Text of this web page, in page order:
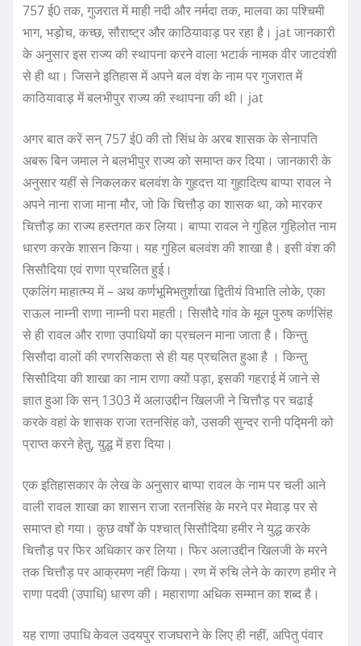
757 ई0 तक, गुजरात में माही नदी और नर्मदा तक, मालवा का पश्चिमी
भाग, भड़ोच, कच्छ, सौराष्ट्र और काठियावाड़ पर रहा है। jat जानकारी
के अनुसार इस राज्य की स्थापना करने वाला भटार्क नामक वीर जाटवंशी
से ही था। जिसने इतिहास में अपने बल वंश के नाम पर गुजरात में
काठियावाड़ में बलभीपुर राज्य की स्थापना की थी। jat
अगर बात करें सन् 757 ई0 की तो सिंध के अरब शासक के सेनापति
अबरू बिन जमाल ने बलभीपुर राज्य को समाप्त कर दिया। जानकारी के
अनुसार यहीं से निकलकर बलवंश के गुहदत्त या गुहादित्य बाप्पा रावल ने
अपने नाना राजा माना मौर, जो कि चित्तौड़ का शासक था, को मारकर
चित्तौड़ का राज्य हस्तगत कर लिया। बाप्पा रावल ने गुहिल गुहिलोत नाम
धारण करके शासन किया। यह गुहिल बलवंश की शाखा है। इसी वंश की
सिसौदिया एवं राणा प्रचलित हुई।
एकलिंग माहात्म्य में – अथ कर्णभूमिभतुर्शाखा द्वितीयं विभाति लोके, एका
राऊल नाम्नी राणा नाम्नी परा महती। सिसौदे गांव के मूल पुरुष कर्णसिंह
से ही रावल और राणा उपाधियों का प्रचलन माना जाता है। किन्तु
सिसौदा वालों की रणरसिकता से ही यह प्रचलित हुआ है । किन्तु
सिसौदिया की शाखा का नाम राणा क्यों पड़ा, इसकी गहराई में जाने से
ज्ञात हुआ कि सन् 1303 में अलाउद्दीन खिलजी ने चित्तौड़ पर चढाई
करके वहां के शासक राजा रतनसिंह को, उसकी सुन्दर रानी पद्मिनी को
प्राप्त करने हेतु, युद्ध में हरा दिया।
एक इतिहासकार के लेख के अनुसार बाप्पा रावल के नाम पर चली आने
वाली रावल शाखा का शासन राजा रतनसिंह के मरने पर मेवाड़ पर से
समाप्त हो गया। कुछ वर्षों के पश्चात् सिसौदिया हमीर ने युद्ध करके
चित्तौड़ पर फिर अधिकार कर लिया। फिर अलाउद्दीन खिलजी के मरने
तक चित्तौड़ पर आक्रमण नहीं किया। रण में रुचि लेने के कारण हमीर ने
राणा पदवी (उपाधि) धारण की। महाराणा अधिक सम्मान का शब्द है।
यह राणा उपाधि केवल उदयपुर राजघराने के लिए ही नहीं, अपितु पंवार